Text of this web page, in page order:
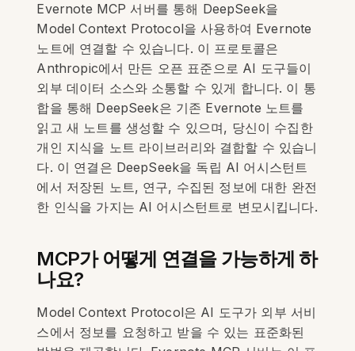
Evernote MCP 서버를 통해 DeepSeek을
Model Context Protocol을 사용하여 Evernote
노트에 연결할 수 있습니다. 이 프로토콜은
Anthropic에서 만든 오픈 표준으로 AI 도구들이
외부 데이터 소스와 소통할 수 있게 합니다. 이 통
합을 통해 DeepSeek은 기존 Evernote 노트를
읽고 새 노트를 생성할 수 있으며, 당신이 수집한
개인 지식을 노트 라이브러리와 결합할 수 있습니
다. 이 연결은 DeepSeek을 독립 AI 어시스턴트
에서 저장된 노트, 연구, 수집된 정보에 대한 완전
한 인식을 가지는 AI 어시스턴트로 변모시킵니다.
MCP가 어떻게 연결을 가능하게 하
나요?
Model Context Protocol은 AI 도구가 외부 서비
스에서 정보를 요청하고 받을 수 있는 표준화된